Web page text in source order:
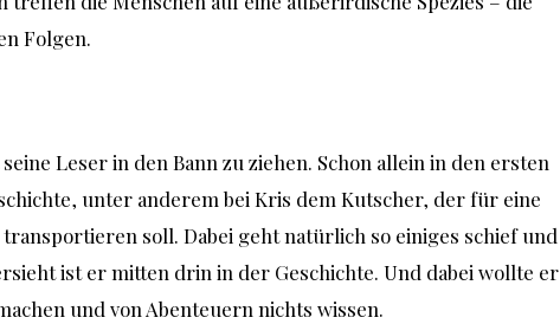
Folgen.
Leser in den Bann zu ziehen. Schon allein in den ersten
unter anderem bei Kris dem Kutscher, der für eine
transportieren soll. Dabei geht natürlich so einiges schief und
ist er mitten drin in der Geschichte. Und dabei wollte er
und von Abenteuern nichts wissen.